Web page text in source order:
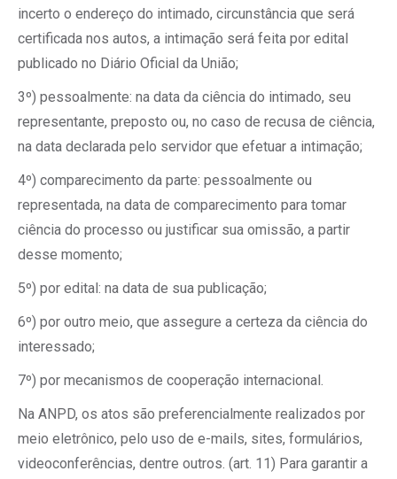
incerto o endereço do intimado, circunstância que será
certificada nos autos, a intimação será feita por edital
publicado no Diário Oficial da União;
3º) pessoalmente: na data da ciência do intimado, seu
representante, preposto ou, no caso de recusa de ciência,
na data declarada pelo servidor que efetuar a intimação;
4º) comparecimento da parte: pessoalmente ou
representada, na data de comparecimento para tomar
ciência do processo ou justificar sua omissão, a partir
desse momento;
5º) por edital: na data de sua publicação;
6º) por outro meio, que assegure a certeza da ciência do
interessado;
7º) por mecanismos de cooperação internacional.
Na ANPD, os atos são preferencialmente realizados por
meio eletrônico, pelo uso de e-mails, sites, formulários,
videoconferências, dentre outros. (art. 11) Para garantir a